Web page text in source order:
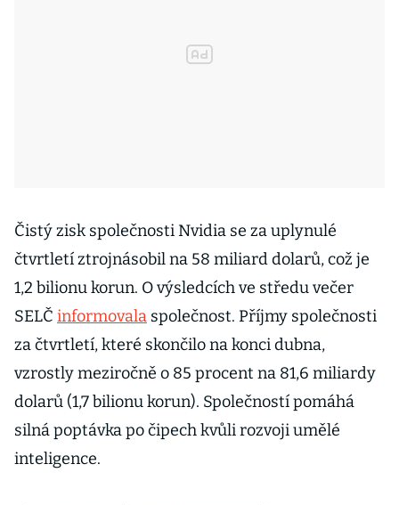
Čistý zisk společnosti Nvidia se za uplynulé
čtvrtletí ztrojnásobil na 58 miliard dolarů, což je
1,2 bilionu korun. O výsledcích ve středu večer
SELČ informovala společnost. Příjmy společnosti
za čtvrtletí, které skončilo na konci dubna,
vzrostly meziročně o 85 procent na 81,6 miliardy
dolarů (1,7 bilionu korun). Společností pomáhá
silná poptávka po čipech kvůli rozvoji umělé
inteligence.